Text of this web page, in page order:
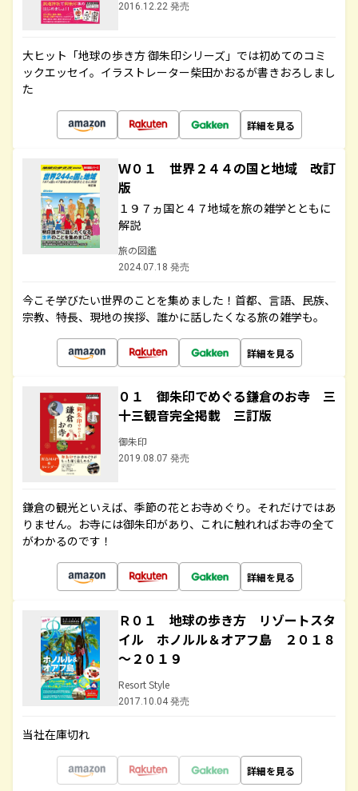
2016.12.22 発売
大ヒット「地球の歩き方 御朱印シリーズ」では初めてのコミ
ックエッセイ。イラストレーター柴田かおるが書きおろしまし
た
詳細を見る
Ｗ０１ 世界２４４の国と地域 改訂
版
１９７ヵ国と４７地域を旅の雑学とともに
解説
旅の図鑑
2024.07.18 発売
今こそ学びたい世界のことを集めました！首都、言語、民族、
宗教、特長、現地の挨拶、誰かに話したくなる旅の雑学も。
詳細を見る
０１ 御朱印でめぐる鎌倉のお寺 三
十三観音完全掲載 三訂版
御朱印
2019.08.07 発売
鎌倉の観光といえば、季節の花とお寺めぐり。それだけではあ
りません。お寺には御朱印があり、これに触れればお寺の全て
がわかるのです！
詳細を見る
Ｒ０１ 地球の歩き方 リゾートスタ
イル ホノルル＆オアフ島 ２０１８
～２０１９
Resort Style
2017.10.04 発売
当社在庫切れ
詳細を見る